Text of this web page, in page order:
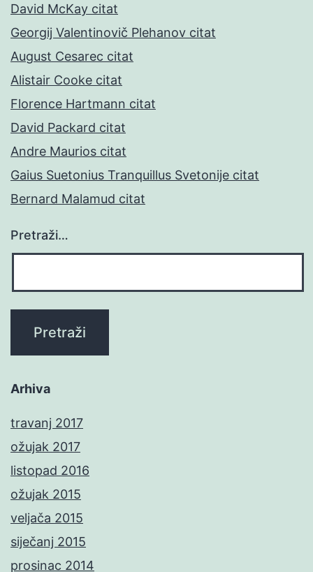
David McKay citat
Georgij Valentinovič Plehanov citat
August Cesarec citat
Alistair Cooke citat
Florence Hartmann citat
David Packard citat
Andre Maurios citat
Gaius Suetonius Tranquillus Svetonije citat
Bernard Malamud citat
Pretraži…
Arhiva
travanj 2017
ožujak 2017
listopad 2016
ožujak 2015
veljača 2015
siječanj 2015
prosinac 2014